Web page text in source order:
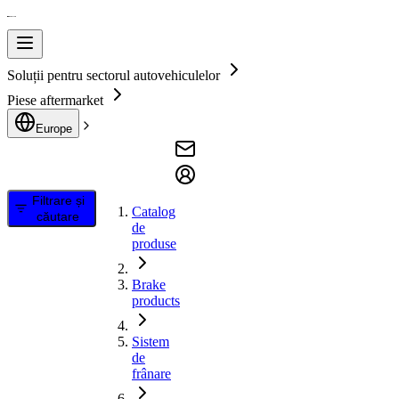
Soluții pentru sectorul autovehiculelor
Piese aftermarket
Europe
Filtrare și
căutare
Catalog
de
produse
Brake
products
Sistem
de
frânare